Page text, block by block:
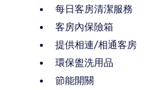
每日客房清潔服務
客房內保險箱
提供相連/相通客房
環保盥洗用品
節能開關